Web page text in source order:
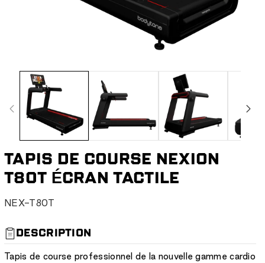
TAPIS DE COURSE NEXION
T80T ÉCRAN TACTILE
S
U
:
NEX-T80T
DESCRIPTION
Tapis de course professionnel de la nouvelle gamme cardio